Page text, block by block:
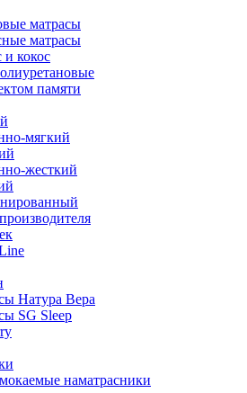
матрасы
матрасы
и кокос
памяти
мягкий
жесткий
Натура Вера
SG Sleep
наматрасники